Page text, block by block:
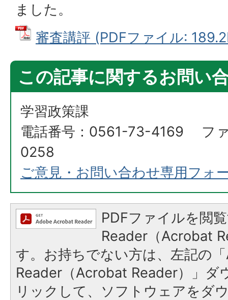
ました。
審査講評 (PDFファイル:
この記事に関するお問い
学習政策課
電話番号：0561-73-4169 フ
0258
ご意見・お問い合わせ専用フォ
PDFファイルを閲
Reader（Acrobat
す。お持ちでない方は、左記の
Reader（Acrobat Reader）」ダ
リックして、ソフトウェアをダ